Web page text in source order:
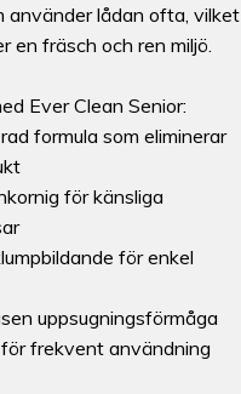
använder lådan ofta, vilket
en fräsch och ren miljö.
Ever Clean Senior:
formula som eliminerar
för känsliga
för enkel
uppsugningsförmåga
frekvent användning